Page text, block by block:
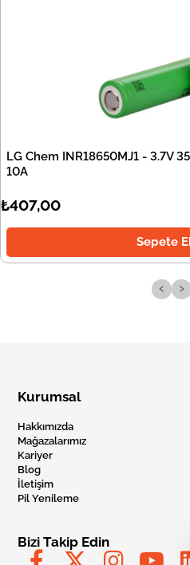
LG Chem INR18650MJ1 - 3.7V
10A
₺407,00
Sepete
‹ ›
Kurumsal
Hakkımızda
Mağazalarımız
Kariyer
Blog
İletişim
Pil Yenileme
Bizi Takip Edin